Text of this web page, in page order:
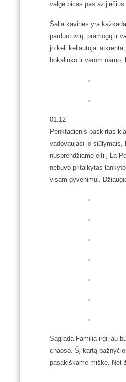
valgė picas pas
Šalia kavinės yra
parduotuvių, pramogų ir
jo keli keliautojai
bokaliuko ir varom namo,
01.12
Penktadienis paskirtas
vadovaujasi jo siūlymais,
nusprendžiame eiti į La
nebuvo pritaikytas
visam gyvenimui.
Sagrada Familia irgi jau
chaoso. Šį kartą
pasakiškame miške. Net